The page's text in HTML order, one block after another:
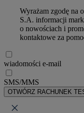
Wyrażam zgodę na
S.A. informacji
o nowościach i
kontaktowe za
wiadomości e-mail
SMS/MMS
OTWÓRZ RACHUNEK